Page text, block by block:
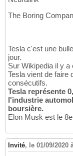
The Boring
Tesla c'est une
jour.
Sur Wikipedia il y a
Tesla vient de faire
consécutifs.
Tesla représente
l'industrie
boursière.
Elon Musk est le
Invité, le 01/09/2020